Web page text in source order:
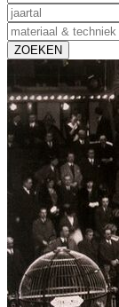
ZOEKEN